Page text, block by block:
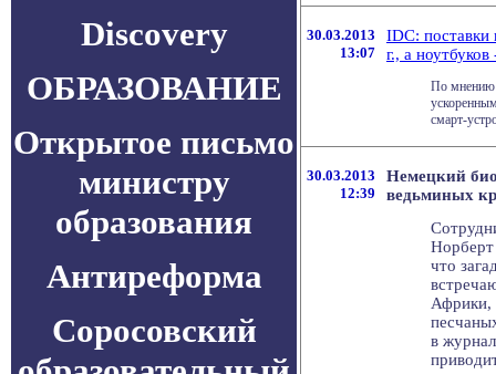
Discovery
ОБРАЗОВАНИЕ
Открытое письмо
министру
образования
Антиреформа
Соросовский
30.03.2013
13:07
IDC: поставки
г., а ноутбуков
По мнению
смарт-
30.03.2013
12:39
Немецкий
ведьминых
что
Африки,
в